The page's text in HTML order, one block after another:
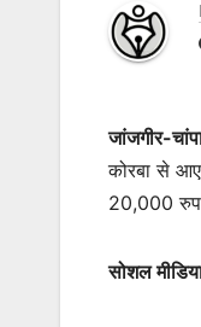
जांजगीर-
कोरबा से
20,000
सोशल